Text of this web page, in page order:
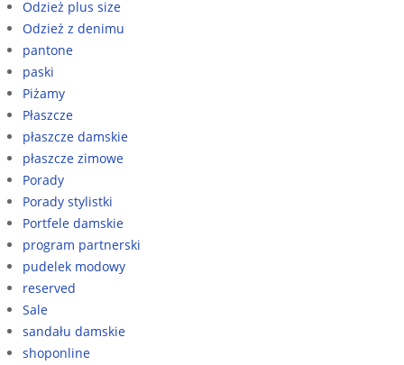
Odzież plus size
Odzież z denimu
pantone
paski
Piżamy
Płaszcze
płaszcze damskie
płaszcze zimowe
Porady
Porady stylistki
Portfele damskie
program partnerski
pudelek modowy
reserved
Sale
sandału damskie
shoponline